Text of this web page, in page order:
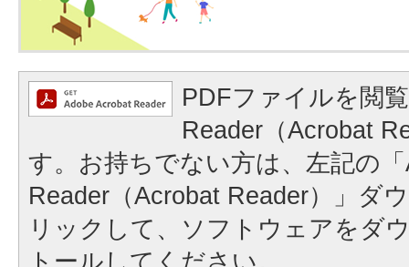
PDFファイルを閲
Reader（Acrobat
す。お持ちでない方は、左記の
Reader（Acrobat Reader）」ダ
リックして、ソフトウェアをダ
トールしてください。